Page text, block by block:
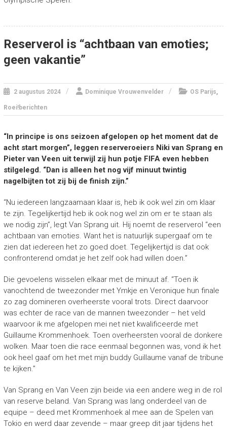
Reserverol is “achtbaan van emoties;
geen vakantie”
2 augustus 2024 Dominique Vrouwenvelder OS Parijs,
Roei!berichten
“In principe is ons seizoen afgelopen op het moment dat de
acht start morgen”, leggen reserveroeiers Niki van Sprang en
Pieter van Veen uit terwijl zij hun potje FIFA even hebben
stilgelegd. “Dan is alleen het nog vijf minuut twintig
nagelbijten tot zij bij de finish zijn.”
“Nu iedereen langzaamaan klaar is, heb ik ook wel zin om klaar
te zijn. Tegelijkertijd heb ik ook nog wel zin om er te staan als
we nodig zijn”, legt Van Sprang uit. Hij noemt de reserverol “een
achtbaan van emoties. Want het is natuurlijk supergaaf om te
zien dat iedereen het zo goed doet. Tegelijkertijd is dat ook
confronterend omdat je het zelf ook had willen doen.”
Die gevoelens wisselen elkaar met de minuut af. “Toen ik
vanochtend de tweezonder met Ymkje en Veronique hun finale
zo zag domineren overheerste vooral trots. Direct daarvoor
was echter de race van de mannen tweezonder – het veld
waarvoor ik me afgelopen mei net niet kwalificeerde met
Guillaume Krommenhoek. Toen overheersten vooral de donkere
wolken. Maar toen die race eenmaal begonnen was, vond ik het
ook heel gaaf om het met mijn buddy Guillaume vanaf de tribune
te kijken.”
Van Sprang en Van Veen zijn beide via een andere weg in de rol
van reserve beland. Van Sprang was lang onderdeel van de
equipe – deed met Krommenhoek al mee aan de Spelen van
Tokio en werd daar zevende – maar greep dit jaar tijdens het